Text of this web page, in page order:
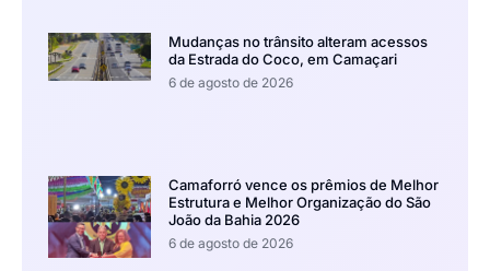
Mudanças no trânsito alteram acessos
da Estrada do Coco, em Camaçari
6 de agosto de 2026
Camaforró vence os prêmios de Melhor
Estrutura e Melhor Organização do São
João da Bahia 2026
6 de agosto de 2026